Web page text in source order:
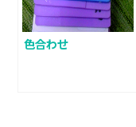
色合わせ